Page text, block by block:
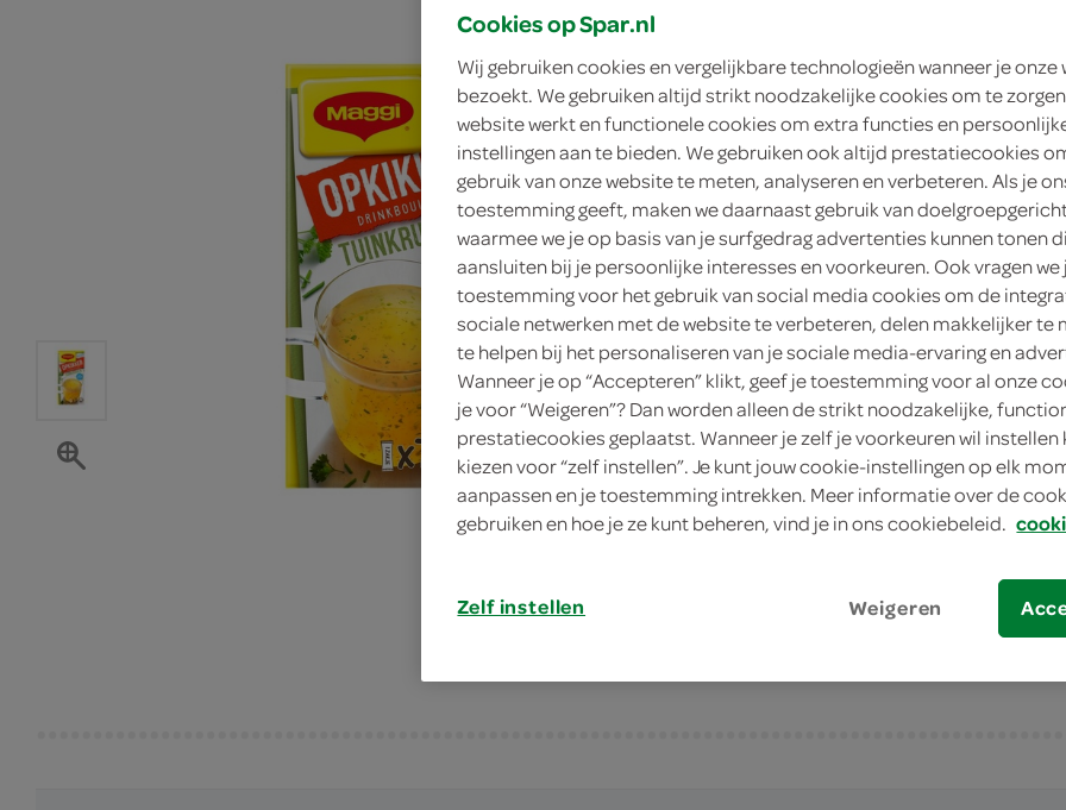
Maggi opkikkertje
Maggi
1.
69
25.9 Gram
in winkelmand
Let op: aanbiedingen zijn niet
verwerkt in de winkelmand.
een verantwoord tussendoortje
kikker je helemaal van op
lekker momentje voor jezelf
Cookies op Spar.nl
Wij gebruiken cookies en vergelijkbare technologieën wanneer je onze
bezoekt. We gebruiken altijd strikt noodzakelijke cookies om te
website werkt en functionele cookies om extra functies en
instellingen aan te bieden. We gebruiken ook altijd prestatiecookies
gebruik van onze website te meten, analyseren en verbeteren. Als je
toestemming geeft, maken we daarnaast gebruik van
waarmee we je op basis van je surfgedrag advertenties kunnen tonen
aansluiten bij je persoonlijke interesses en voorkeuren. Ook vragen we
toestemming voor het gebruik van social media cookies om de
sociale netwerken met de website te verbeteren, delen makkelijker te
te helpen bij het personaliseren van je sociale media-ervaring en
Wanneer je op “Accepteren” klikt, geef je toestemming voor al onze
je voor “Weigeren”? Dan worden alleen de strikt noodzakelijke,
prestatiecookies geplaatst. Wanneer je zelf je voorkeuren wil instellen
kiezen voor “zelf instellen”. Je kunt jouw cookie-instellingen op elk
aanpassen en je toestemming intrekken. Meer informatie over de
gebruiken en hoe je ze kunt beheren, vind je in ons cookiebeleid.
Zelf instellen Weigeren